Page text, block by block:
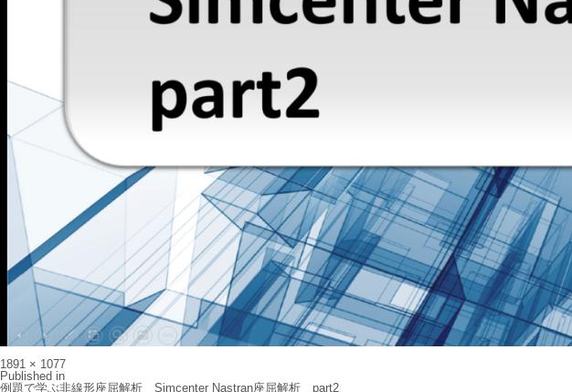
Full
size
1891 × 1077
投
稿
Published in
例題で学ぶ非線形座屈解析 Simcenter Nastran座屈解析 part2